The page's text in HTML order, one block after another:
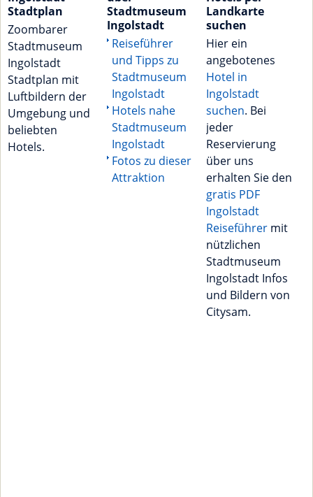
Stadtplan
Zoombarer
Stadtmuseum
Ingolstadt
Stadtplan mit
Luftbildern der
Umgebung und
beliebten
Hotels.
Stadtmuseum
Ingolstadt
Reiseführer
und Tipps zu
Stadtmuseum
Ingolstadt
Hotels nahe
Stadtmuseum
Ingolstadt
Fotos zu dieser
Attraktion
Landkarte
suchen
Hier ein
angebotenes
Hotel in
Ingolstadt
suchen. Bei
jeder
Reservierung
über uns
erhalten Sie den
gratis PDF
Ingolstadt
Reiseführermit
nützlichen
Stadtmuseum
Ingolstadt Infos
und Bildern von
Citysam.